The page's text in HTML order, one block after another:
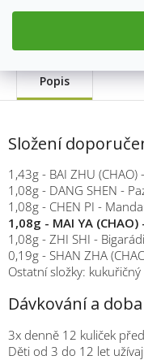
Hmotnost: 0.033 kg
Popis
Složení
1,43g - BAI ZHU
1,08g - DANG SHEN -
1,08g - CHEN PI -
1,08g - MAI YA
1,08g - ZHI SHI -
0,19g - SHAN ZHA
Ostatní složky:
Dávkování a
3x denně 12 kuliček
Děti od 3 do 12 let